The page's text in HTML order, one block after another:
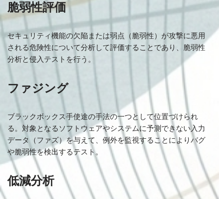
脆弱性評価
セキュリティ機能の欠陥または弱点（脆弱性）が攻撃に悪用
される危険性について分析して評価することであり、脆弱性
分析と侵入テストを行う。
ファジング
ブラックボックス手使途の手法の一つとして位置づけられ
る。対象となるソフトウェアやシステムに予測できない入力
データ（ファズ）を与えて、例外を監視することによりバグ
や脆弱性を検出するテスト。
低減分析